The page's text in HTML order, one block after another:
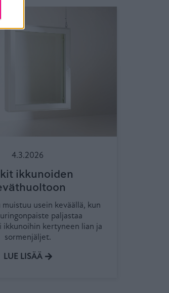
4.3.2026
ikkunoiden
muistuu usein keväällä, kun
paljastaa
ikkunoihin kertyneen lian ja
sormenjäljet.
LUE LISÄÄ